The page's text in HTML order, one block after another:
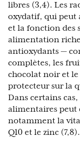
libres (3,4). Les
oxydatif, qui peut
et la fonction des
alimentation
antioxydants —
complètes, les
chocolat noir et
protecteur sur la
Dans certains
alimentaires peut
notamment la
Q10 et le zinc (7,8).